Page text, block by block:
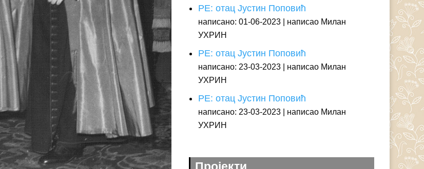
РЕ: отац Јустин Поповић
написано: 01-06-2023
написао Милан
УХРИН
РЕ: отац Јустин Поповић
написано: 23-03-2023
написао Милан
УХРИН
РЕ: отац Јустин Поповић
написано: 23-03-2023
написао Милан
УХРИН